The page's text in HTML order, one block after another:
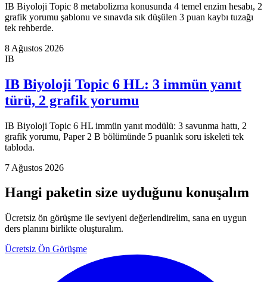
IB Biyoloji Topic 8 metabolizma konusunda 4 temel enzim hesabı, 2
grafik yorumu şablonu ve sınavda sık düşülen 3 puan kaybı tuzağı
tek rehberde.
8 Ağustos 2026
IB
IB Biyoloji Topic 6 HL: 3 immün yanıt
türü, 2 grafik yorumu
IB Biyoloji Topic 6 HL immün yanıt modülü: 3 savunma hattı, 2
grafik yorumu, Paper 2 B bölümünde 5 puanlık soru iskeleti tek
tabloda.
7 Ağustos 2026
Hangi paketin size uyduğunu konuşalım
Ücretsiz ön görüşme ile seviyeni değerlendirelim, sana en uygun
ders planını birlikte oluşturalım.
Ücretsiz Ön Görüşme